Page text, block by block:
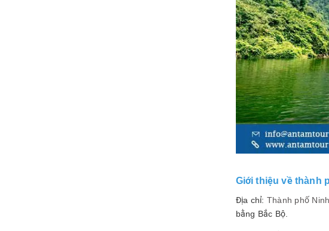
Giới thiệu về thành
Địa chỉ: Thành phố
bằng Bắc Bộ.